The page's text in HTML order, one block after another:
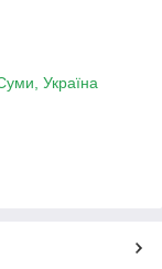
Україна